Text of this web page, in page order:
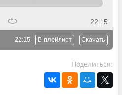
22:15
22:15 В плейлист Скачать
Поделиться: